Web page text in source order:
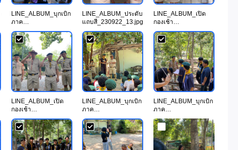
LINE_ALBUM_บุกเบิก
ภาค
ทฤษฎี_230922_8.jpg
LINE_ALBUM_ประดับ
แถบสี_230922_13.jpg
LINE_ALBUM_เปิด
กองเช้า
21_230922_1.jpg
LINE_ALBUM_เปิด
กองเช้า
21_230922_5.jpg
LINE_ALBUM_บุกเบิก
ภาค
ทฤษฎี_230922_10.jp
g
LINE_ALBUM_บุกเบิก
ภาค
ทฤษฎี_230922_16.jp
g